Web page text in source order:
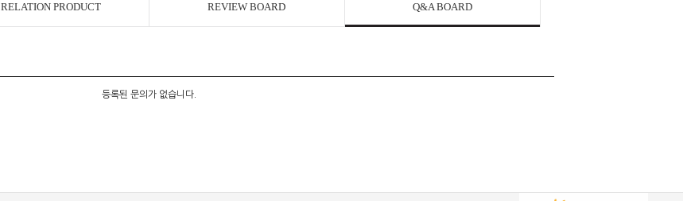
RELATION PRODUCT REVIEW BOARD Q&A BOARD
등록된 문의가 없습니다.